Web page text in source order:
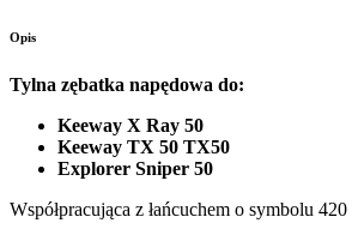
Opis
Tylna zębatka napędowa do:
Keeway X Ray 50
Keeway TX 50 TX50
Explorer Sniper 50
Współpracująca z łańcuchem o symbolu